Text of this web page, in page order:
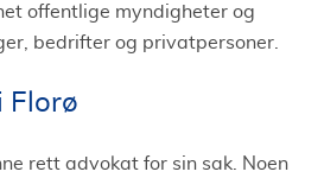
offentlige myndigheter og
bedrifter og privatpersoner.
Florø
rett advokat for sin sak. Noen